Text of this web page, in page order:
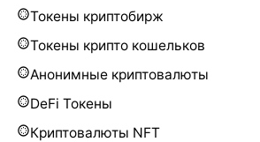
Токены криптобирж
Токены крипто кошельков
Анонимные криптовалюты
DeFi Токены
Криптовалюты NFT